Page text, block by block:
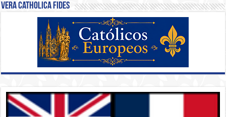
Vera Catholica Fides